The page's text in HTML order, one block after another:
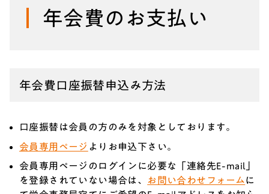
年会費のお支払い
年会費口座振替申込み方法
口座振替は会員の方のみを対象としております。
会員専用ページ よりお申込下さい。
会員専用ページのログインに必要な「連絡先E-mail」
を登録されていない場合は、
お問い合わせフォームに